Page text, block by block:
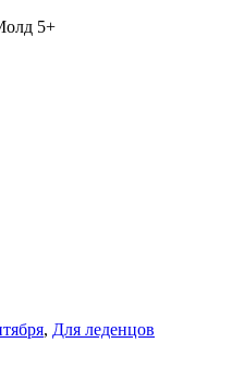
5+
, Для леденцов